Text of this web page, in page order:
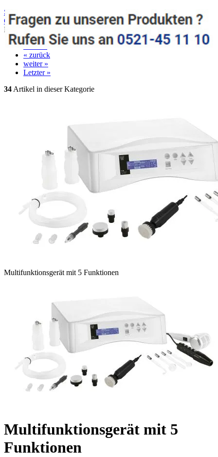
Startseite
Kosmetikbedarf für Studio & Praxis – Kosmetikliegen,
Geräte & Zubehör »Apparative Kosmetikgeräte »
Multifunktionsgerät mit 5 Funktionen
« Erster
« zurück
weiter »
Letzter »
34 Artikel in dieser Kategorie
Multifunktionsgerät mit 5 Funktionen
Multifunktionsgerät mit 5
Funktionen